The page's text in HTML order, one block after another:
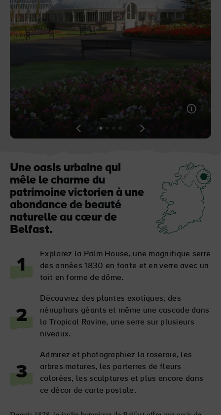
château de Blarney
Game of Thrones Studio
Tour
View
slide
View
slide
View
slide
View
slide
Une oasis urbaine qui
mêle le charme du
patrimoine victorien à une
abondance de beauté
naturelle au cœur de
Belfast.
1
Explorez la Palm House, une magnifique serre
des années 1830 en fonte et en verre avec un
toit en forme de dôme.
2
Découvrez des plantes exotiques, des
nénuphars géants et même une cascade dans
la Tropical Ravine, une serre sur plusieurs
niveaux.
3
Admirez et photographiez la roseraie, les
arbres matures, les parterres de fleurs
colorées, les sculptures et plus encore dans
ce décor de carte postale.